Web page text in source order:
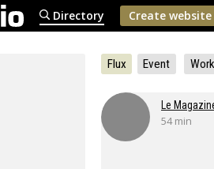
Directory Create website
Flux Event
Le
54 min